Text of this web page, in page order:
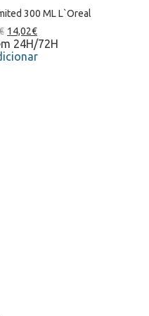
300 ML L`Oreal
14,02€
24H/72H